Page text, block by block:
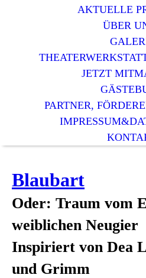
AKTUELLE
ÜBER
JETZT
PARTNER,
Blaubart
Oder: Traum vom
weiblichen Neugier
Inspiriert von Dea
und Grimm